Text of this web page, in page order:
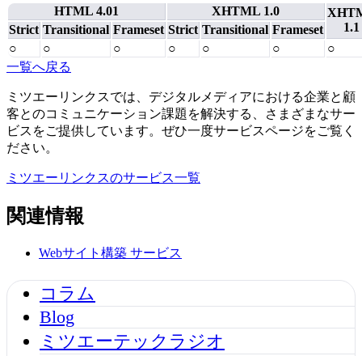
HTML 4.01 XHTML 1.0
1.1
Strict Transitional Frameset Strict Transitional Frameset
○
○ ○ ○ ○ ○
○
一覧へ戻る
ミツエーリンクスでは、デジタルメディアにおける企業と顧
客とのコミュニケーション課題を解決する、さまざまなサー
ビスをご提供しています。ぜひ一度サービスページをご覧く
ださい。
ミツエーリンクスのサービス一覧
関連情報
Webサイト構築 サービス
コラム
Blog
ミツエーテックラジオ